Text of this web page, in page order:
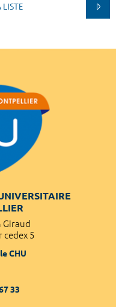
LISTE
Giraud
cedex 5
CHU
33